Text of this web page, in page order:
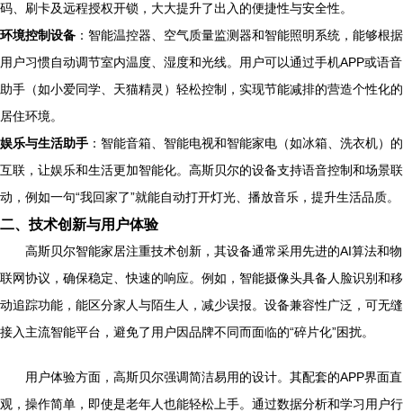
码、刷卡及远程授权开锁，大大提升了出入的便捷性与安全性。
环境控制设备 ：智能温控器、空气质量监测器和智能照明系统，能够根据
用户习惯自动调节室内温度、湿度和光线。用户可以通过手机APP或语音
助手（如小爱同学、天猫精灵）轻松控制，实现节能减排的营造个性化的
居住环境。
娱乐与生活助手 ：智能音箱、智能电视和智能家电（如冰箱、洗衣机）的
互联，让娱乐和生活更加智能化。高斯贝尔的设备支持语音控制和场景联
动，例如一句“我回家了”就能自动打开灯光、播放音乐，提升生活品质。
二、技术创新与用户体验
高斯贝尔智能家居注重技术创新，其设备通常采用先进的AI算法和物
联网协议，确保稳定、快速的响应。例如，智能摄像头具备人脸识别和移
动追踪功能，能区分家人与陌生人，减少误报。设备兼容性广泛，可无缝
接入主流智能平台，避免了用户因品牌不同而面临的“碎片化”困扰。
用户体验方面，高斯贝尔强调简洁易用的设计。其配套的APP界面直
观，操作简单，即使是老年人也能轻松上手。通过数据分析和学习用户行